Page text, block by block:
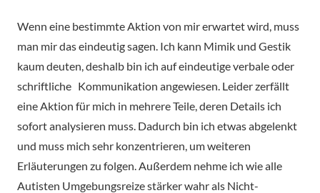
Wenn eine bestimmte Aktion von mir erwartet wird, muss
man mir das eindeutig sagen. Ich kann Mimik und Gestik
kaum deuten, deshalb bin ich auf eindeutige verbale oder
schriftliche Kommunikation angewiesen. Leider zerfällt
eine Aktion für mich in mehrere Teile, deren Details ich
sofort analysieren muss. Dadurch bin ich etwas abgelenkt
und muss mich sehr konzentrieren, um weiteren
Erläuterungen zu folgen. Außerdem nehme ich wie alle
Autisten Umgebungsreize stärker wahr als Nicht-